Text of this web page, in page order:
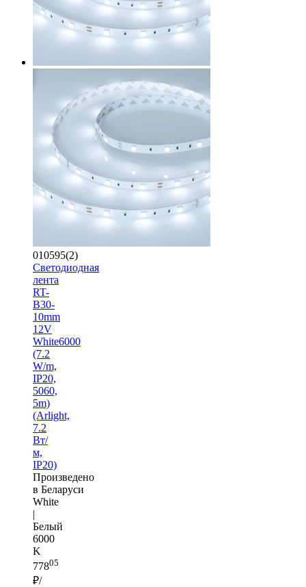
010595(2)
Светодиодная
лента
RT-
B30-
10mm
12V
White6000
(7.2
W/m,
IP20,
5060,
5m)
(Arlight,
7.2
Вт/
м,
IP20)
Произведено
в Беларуси
White
|
Белый
6000
K
77805
₽/